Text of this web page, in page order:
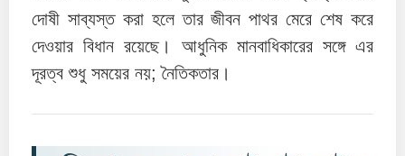
দোষী সাব্যস্ত করা হলে তার জীবন পাথর মেরে শেষ করে
দেওয়ার বিধান রয়েছে। আধুনিক মানবাধিকারের সঙ্গে এর
দূরত্ব শুধু সময়ের নয়; নৈতিকতার।